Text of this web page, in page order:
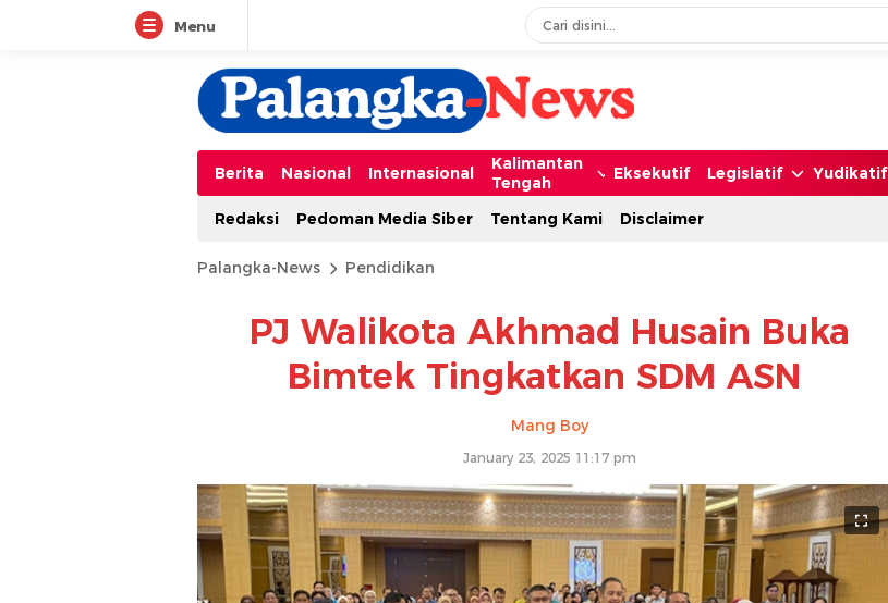
Menu
Berita Nasional Internasional
Kalimantan
Tengah
Eksekutif Legislatif Yudikatif
Redaksi
Pedoman Media Siber Tentang Kami Disclaimer
Palangka-News Pendidikan
PJ Walikota Akhmad Husain Buka
Bimtek Tingkatkan SDM ASN
Mang Boy
January 23, 2025 11:17 pm